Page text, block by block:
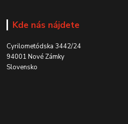
Kde nás nájdete
Cyrilometódska 3442/24
94001 Nové Zámky
Slovensko